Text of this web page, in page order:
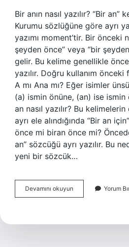
Bir anın nasıl yazılır? “Bir an”
Kurumu sözlüğüne göre ayrı
yazımı moment’tir. Bir önceki
şeyden önce” veya “bir
gelir. Bu kelime genellikle
yazılır. Doğru kullanım önceki
A mı Ana mı? Eğer isimler
(a) ismin önüne, (an) ise
an nasıl yazılır? Bu kelimelerin
ayrı ele alındığında “Bir an
önce mi biran önce mi?
an” sözcüğü ayrı yazılır. Bu
yeni bir sözcük…
Devamını okuyun
An
Yazilir
Yorum